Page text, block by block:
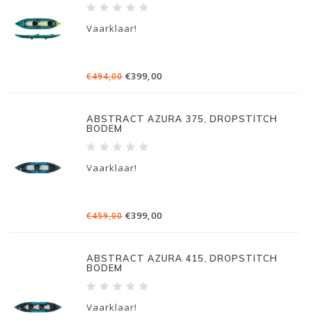
Vaarklaar!
€494,00 €399,00
ABSTRACT AZURA 375, DROPSTITCH
BODEM
Vaarklaar!
€459,00 €399,00
ABSTRACT AZURA 415, DROPSTITCH
BODEM
Vaarklaar!